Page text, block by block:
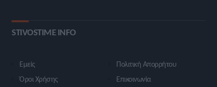
STIVOSTIME INFO
Εμείς
Όροι Χρήσης
Πολιτική Απορρήτου
Επικοινωνία